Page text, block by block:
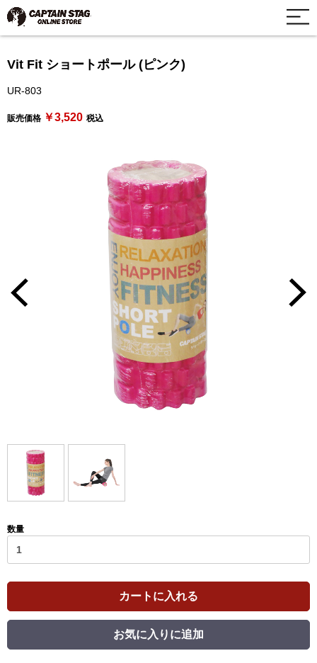
Vit Fit ショートポール (ピンク)
UR-803
販売価格 ￥3,520 税込
数量
カートに入れる
お気に入りに追加